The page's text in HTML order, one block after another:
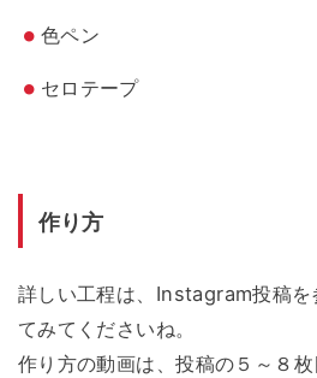
色ペン
セロテープ
作り方
詳しい工程は、Instagram投稿を
てみてくださいね。
作り方の動画は、投稿の５～８枚